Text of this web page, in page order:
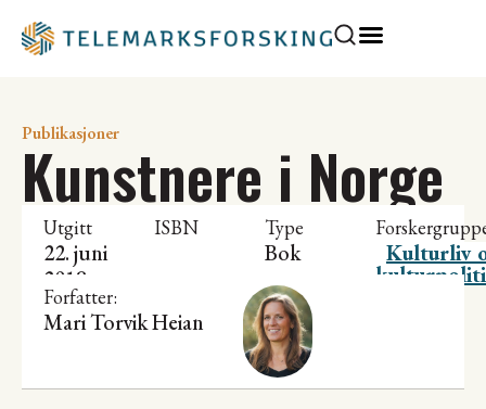
Publikasjoner
Kunstnere i Norge
Utgitt
22. juni
2018
ISBN Type
Bok Kulturliv
Forfatter:
Mari Torvik Heian